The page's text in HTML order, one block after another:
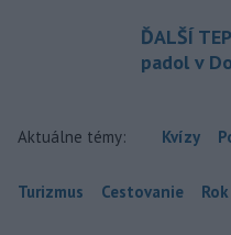
ĎALŠÍ
padol v
Aktuálne témy: Kvízy
Turizmus Cestovanie